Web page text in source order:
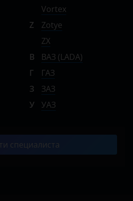
Vortex
Z
Zotye
ZX
В
ВАЗ (LADA)
Г
ГАЗ
З
ЗАЗ
У
УАЗ
специалиста